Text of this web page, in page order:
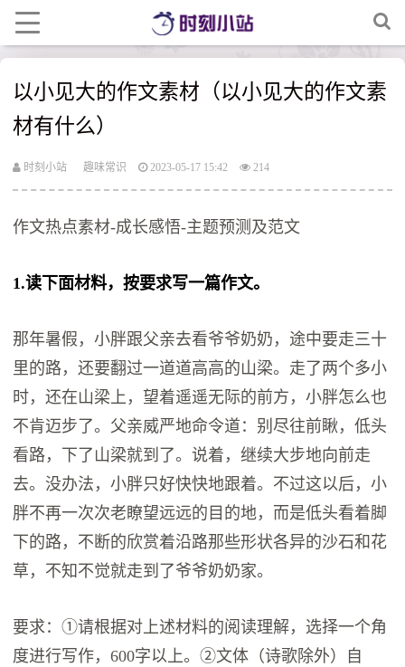
以小见大的作文素材（以小见大的作文素
材有什么）
时刻小站 趣味常识 2023-05-17 15:42 214
作文热点素材-成长感悟-主题预测及范文
1.读下面材料，按要求写一篇作文。
那年暑假，小胖跟父亲去看爷爷奶奶，途中要走三十
里的路，还要翻过一道道高高的山梁。走了两个多小
时，还在山梁上，望着遥遥无际的前方，小胖怎么也
不肯迈步了。父亲威严地命令道：别尽往前瞅，低头
看路，下了山梁就到了。说着，继续大步地向前走
去。没办法，小胖只好快快地跟着。不过这以后，小
胖不再一次次老瞭望远远的目的地，而是低头看着脚
下的路，不断的欣赏着沿路那些形状各异的沙石和花
草，不知不觉就走到了爷爷奶奶家。
要求：①请根据对上述材料的阅读理解，选择一个角
度进行写作，600字以上。②文体（诗歌除外）自